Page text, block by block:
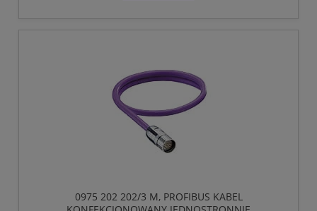
0975 202 202/3 M, PROFIBUS KABEL